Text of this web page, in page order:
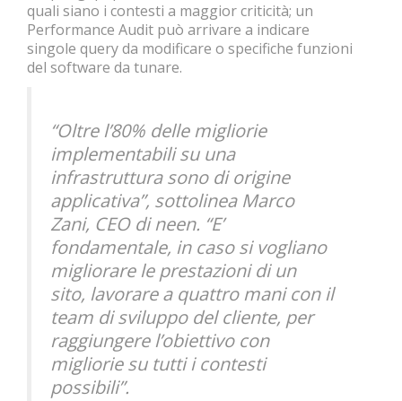
quali siano i contesti a maggior criticità; un
Performance Audit può arrivare a indicare
singole query da modificare o specifiche funzioni
del software da tunare.
“Oltre l’80% delle migliorie
implementabili su una
infrastruttura sono di origine
applicativa”, sottolinea Marco
Zani, CEO di neen. “E’
fondamentale, in caso si vogliano
migliorare le prestazioni di un
sito, lavorare a quattro mani con il
team di sviluppo del cliente, per
raggiungere l’obiettivo con
migliorie su tutti i contesti
possibili”.